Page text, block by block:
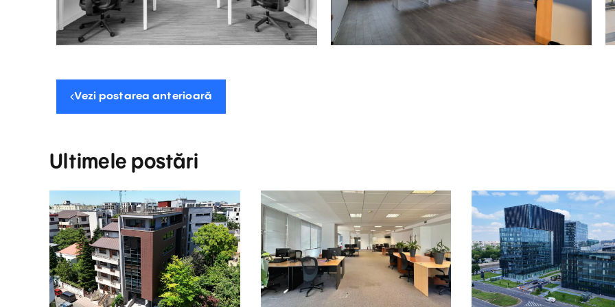
Vezi postarea anterioară
Ultimele postări